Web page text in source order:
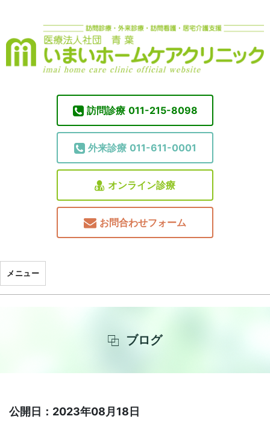
訪問診療 011-215-8098
外来診療 011-611-0001
オンライン診療
お問合わせフォーム
メニュー
ブログ
公開日：2023年08月18日